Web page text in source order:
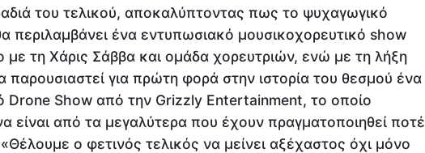
του τελικού, αποκαλύπτοντας πως το ψυχαγωγικό
περιλαμβάνει ένα εντυπωσιακό μουσικοχορευτικό show
με τη Χάρις Σάββα και ομάδα χορευτριών, ενώ με τη λήξη
παρουσιαστεί για πρώτη φορά στην ιστορία του θεσμού ένα
Drone Show από την Grizzly Entertainment, το οποίο
είναι από τα μεγαλύτερα που έχουν πραγματοποιηθεί ποτέ
ο φετινός τελικός να μείνει αξέχαστος όχι μόνο